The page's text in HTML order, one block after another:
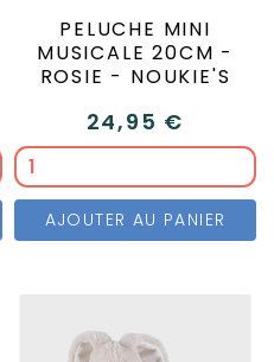
PELUCHE MINI
MUSICALE 20CM -
ROSIE - NOUKIE'S
24,95 €
AJOUTER AU PANIER